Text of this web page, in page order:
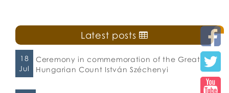
Latest posts
18
Jul
Ceremony in commemoration of the Great
Hungarian Count István Széchenyi